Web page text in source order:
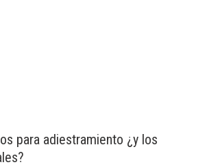
para adiestramiento ¿y los